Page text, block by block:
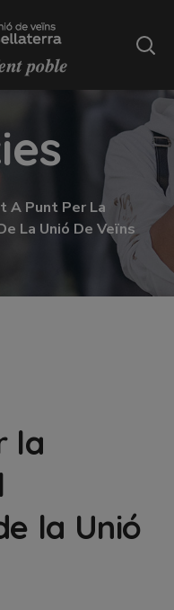
A Punt Per La
La Unió De Veïns
la
la Unió